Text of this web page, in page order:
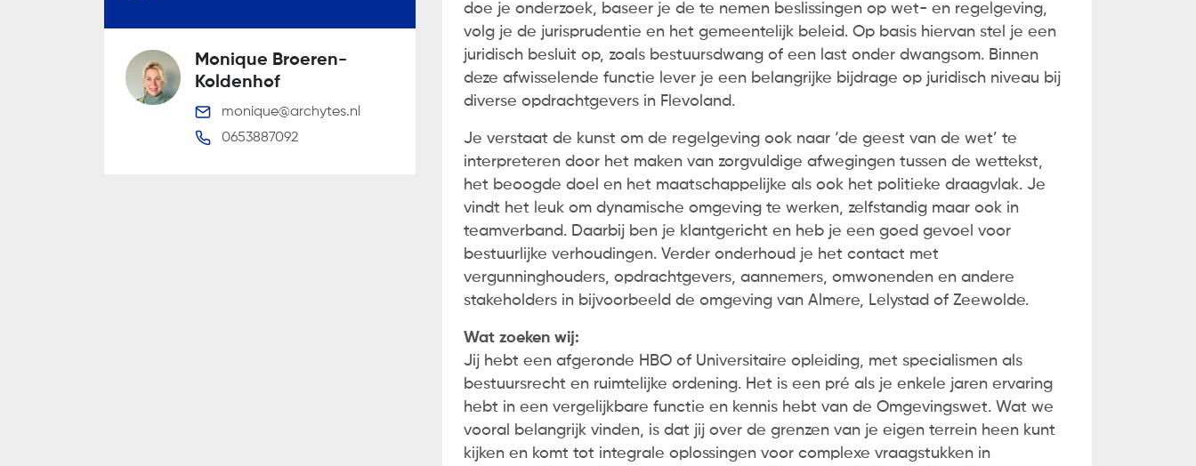
Monique Broeren-
Koldenhof
monique@archytes.nl
0653887092
doe je onderzoek, baseer je de te nemen beslissingen op wet- en regelgeving,
volg je de jurisprudentie en het gemeentelijk beleid. Op basis hiervan stel je een
juridisch besluit op, zoals bestuursdwang of een last onder dwangsom. Binnen
deze afwisselende functie lever je een belangrijke bijdrage op juridisch niveau bij
diverse opdrachtgevers in Flevoland.
Je verstaat de kunst om de regelgeving ook naar ‘de geest van de wet’ te
interpreteren door het maken van zorgvuldige afwegingen tussen de wettekst,
het beoogde doel en het maatschappelijke als ook het politieke draagvlak. Je
vindt het leuk om dynamische omgeving te werken, zelfstandig maar ook in
teamverband. Daarbij ben je klantgericht en heb je een goed gevoel voor
bestuurlijke verhoudingen. Verder onderhoud je het contact met
vergunninghouders, opdrachtgevers, aannemers, omwonenden en andere
stakeholders in bijvoorbeeld de omgeving van Almere, Lelystad of Zeewolde.
Wat zoeken wij:
Jij hebt een afgeronde HBO of Universitaire opleiding, met specialismen als
bestuursrecht en ruimtelijke ordening. Het is een pré als je enkele jaren ervaring
hebt in een vergelijkbare functie en kennis hebt van de Omgevingswet. Wat we
vooral belangrijk vinden, is dat jij over de grenzen van je eigen terrein heen kunt
kijken en komt tot integrale oplossingen voor complexe vraagstukken in
Wij gaan zorgvuldig om met uw persoonsgegevens. Ik ga akkoord met de